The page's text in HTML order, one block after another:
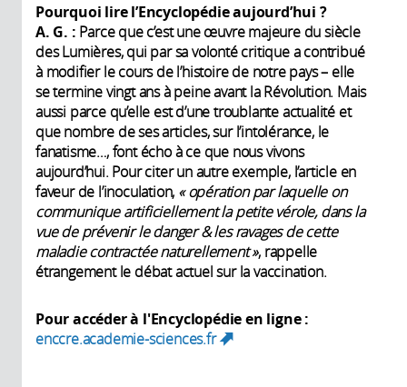
Pourquoi lire l’Encyclopédie aujourd’hui ?
A. G. : Parce que c’est une œuvre majeure du siècle
des Lumières, qui par sa volonté critique a contribué
à modifier le cours de l’histoire de notre pays – elle
se termine vingt ans à peine avant la Révolution. Mais
aussi parce qu’elle est d’une troublante actualité et
que nombre de ses articles, sur l’intolérance, le
fanatisme…, font écho à ce que nous vivons
aujourd’hui. Pour citer un autre exemple, l’article en
faveur de l’inoculation, « opération par laquelle on
communique artificiellement la petite vérole, dans la
vue de prévenir le danger & les ravages de cette
maladie contractée naturellement », rappelle
étrangement le débat actuel sur la vaccination.
Pour accéder à l'Encyclopédie en ligne :
enccre.academie-sciences.fr
(link is external)